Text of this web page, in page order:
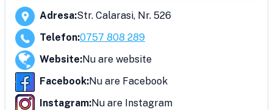
Adresa:Str. Calarasi, Nr. 526
Telefon:0757 808 289
Website:Nu are website
Facebook:Nu are Facebook
Instagram:Nu are Instagram